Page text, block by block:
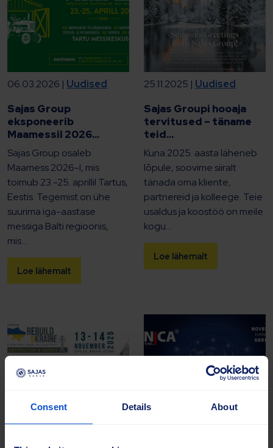
Consent Details About
06.03.2026 | Uudised
Sajas Group
eksponeerib
Maamessil 2026...
Sajas Group osaleb
Maamess 2026-l, mis
toimub 23.-25. aprillil Tartus,
Eestis. Tegemist on ühe
suurima iga-aastase
messiga Balti regioonis,
mis...
Loe lähemalt
25.11.2025 | Uudised
Sajas Groupi hooaja
tervitused – täname
teid...
Kuna 2025. aasta läheneb
lõpule, soovime siiralt
tänada oma kliente,
partnereid ja kolleege. Teie
usaldus ja koostöö on meile
kogu...
Loe lähemalt